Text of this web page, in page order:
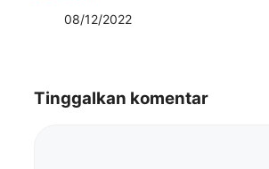
08/12/2022
Tinggalkan komentar